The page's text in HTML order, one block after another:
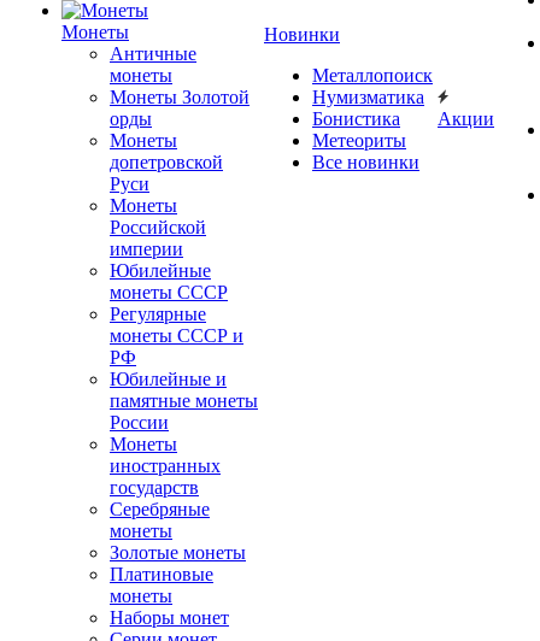
Монеты
Античные
монеты
Монеты Золотой
орды
Монеты
допетровской
Руси
Монеты
Российской
империи
Юбилейные
монеты СССР
Регулярные
монеты СССР и
РФ
Юбилейные и
памятные монеты
России
Монеты
иностранных
государств
Серебряные
монеты
Золотые монеты
Платиновые
монеты
Наборы монет
Новинки
Металлопоиск
Нумизматика
Бонистика
Метеориты
Все новинки
Акции